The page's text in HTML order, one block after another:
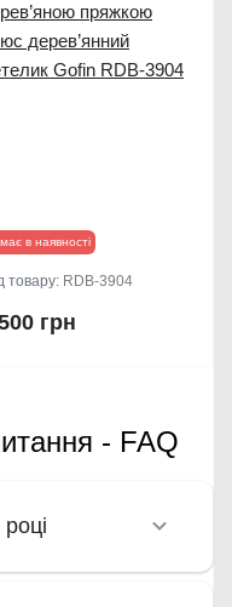
пряжкою
дерев’янний
Gofin RDB-3904
в наявності
товару: RDB-3904
грн
- FAQ